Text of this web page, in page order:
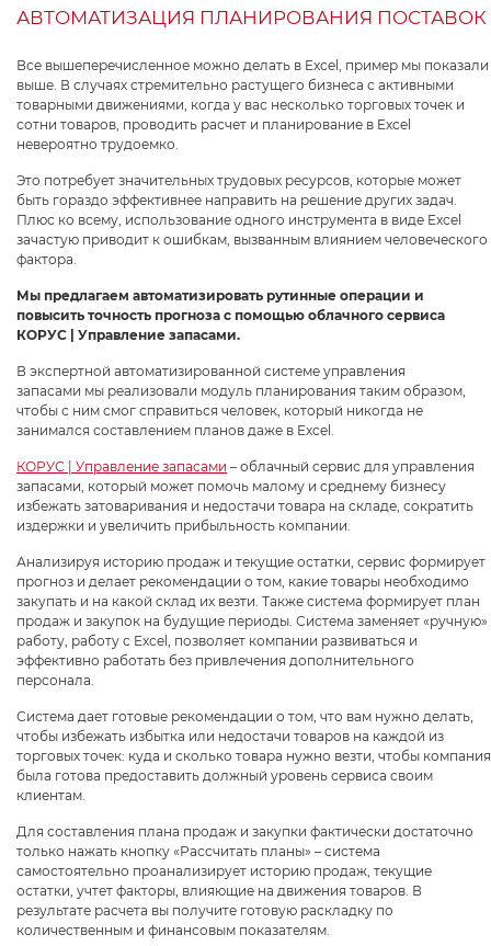
АВТОМАТИЗАЦИЯ ПЛАНИРОВАНИЯ ПОСТАВОК
Все вышеперечисленное можно делать в Excel, пример мы показали
выше. В случаях стремительно растущего бизнеса с активными
товарными движениями, когда у вас несколько торговых точек и
сотни товаров, проводить расчет и планирование в Excel
невероятно трудоемко.
Это потребует значительных трудовых ресурсов, которые может
быть гораздо эффективнее направить на решение других задач.
Плюс ко всему, использование одного инструмента в виде Excel
зачастую приводит к ошибкам, вызванным влиянием человеческого
фактора.
Мы предлагаем автоматизировать рутинные операции и
повысить точность прогноза с помощью облачного сервиса
КОРУС | Управление запасами.
В экспертной автоматизированной системе управления
запасами мы реализовали модуль планирования таким образом,
чтобы с ним смог справиться человек, который никогда не
занимался составлением планов даже в Excel.
КОРУС | Управление запасами – облачный сервис для управления
запасами, который может помочь малому и среднему бизнесу
избежать затоваривания и недостачи товара на складе, сократить
издержки и увеличить прибыльность компании.
Анализируя историю продаж и текущие остатки, сервис формирует
прогноз и делает рекомендации о том, какие товары необходимо
закупать и на какой склад их везти. Также система формирует план
продаж и закупок на будущие периоды. Система заменяет «ручную»
работу, работу с Excel, позволяет компании развиваться и
эффективно работать без привлечения дополнительного
персонала.
Система дает готовые рекомендации о том, что вам нужно делать,
чтобы избежать избытка или недостачи товаров на каждой из
торговых точек: куда и сколько товара нужно везти, чтобы компания
была готова предоставить должный уровень сервиса своим
клиентам.
Для составления плана продаж и закупки фактически достаточно
только нажать кнопку «Рассчитать планы» – система
самостоятельно проанализирует историю продаж, текущие
остатки, учтет факторы, влияющие на движения товаров. В
результате расчета вы получите готовую раскладку по
количественным и финансовым показателям.